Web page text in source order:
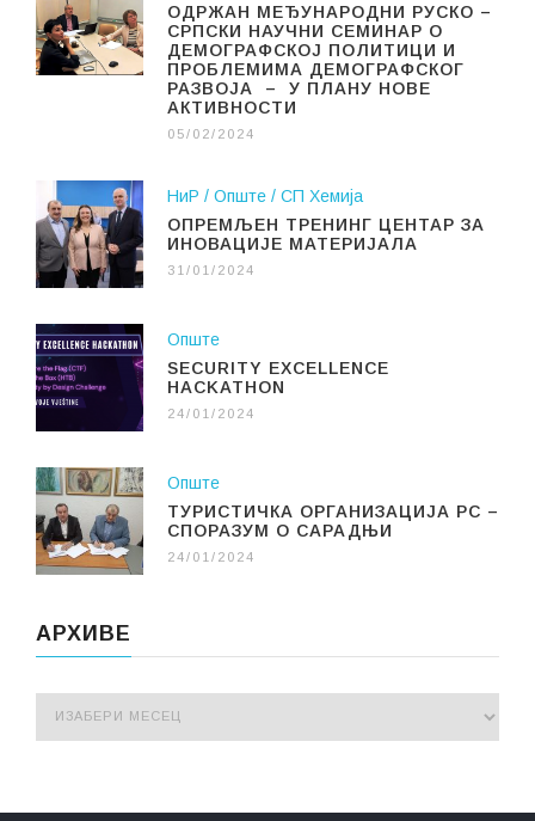
ОДРЖАН МЕЂУНАРОДНИ РУСКО –
СРПСКИ НАУЧНИ СЕМИНАР О
ДЕМОГРАФСКОЈ ПОЛИТИЦИ И
ПРОБЛЕМИМА ДЕМОГРАФСКОГ
РАЗВОЈА – У ПЛАНУ НОВЕ
АКТИВНОСТИ
05/02/2024
НиР Опште
СП Хемија
ОПРЕМЉЕН ТРЕНИНГ ЦЕНТАР ЗА
ИНОВАЦИЈЕ МАТЕРИЈАЛА
31/01/2024
Опште
SECURITY EXCELLENCE
HACKATHON
24/01/2024
Опште
ТУРИСТИЧКА ОРГАНИЗАЦИЈА РС –
СПОРАЗУМ О САРАДЊИ
24/01/2024
АРХИВЕ